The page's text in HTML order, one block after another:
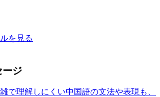
を見る
ージ
で理解しにくい中国語の文法や表現も、